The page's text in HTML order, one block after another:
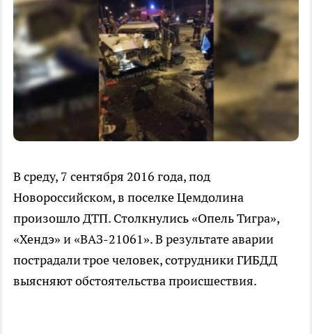
В среду, 7 сентября 2016 года, под
Новороссийском, в поселке Цемдолина
произошло ДТП. Столкнулись «Опель Тигра»,
«Хендэ» и «ВАЗ-21061». В результате аварии
пострадали трое человек, сотрудники ГИБДД
выясняют обстоятельства происшествия.